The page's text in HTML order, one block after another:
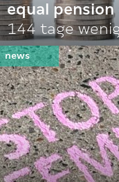
equal pension
144 tage